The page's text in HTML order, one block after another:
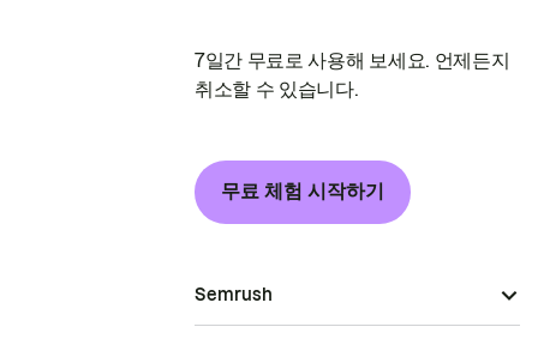
7일간 무료로 사용해 보세요. 언제든지
취소할 수 있습니다.
무료 체험 시작하기
Semrush